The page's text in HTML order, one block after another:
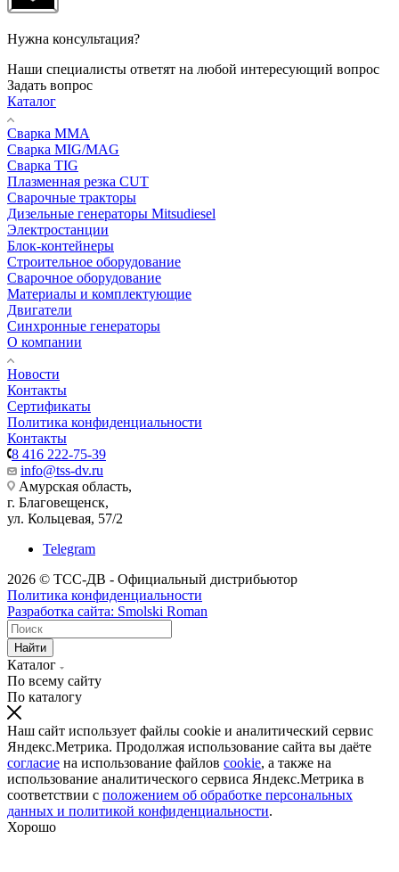
Нужна консультация?
Наши специалисты ответят на любой интересующий вопрос
Задать вопрос
Каталог
Сварка MMA
Сварка MIG/MAG
Сварка TIG
Плазменная резка CUT
Сварочные тракторы
Дизельные генераторы Mitsudiesel
Электростанции
Блок-контейнеры
Строительное оборудование
Сварочное оборудование
Материалы и комплектующие
Двигатели
Синхронные генераторы
О компании
Новости
Контакты
Сертификаты
Политика конфиденциальности
Контакты
8 416 222-75-39
info@tss-dv.ru
Амурская область,
г. Благовещенск,
ул. Кольцевая, 57/2
Telegram
2026 © ТСС-ДВ - Официальный дистрибьютор
Политика конфиденциальности
Разработка сайта: Smolski Roman
Найти
Каталог
По всему сайту
По каталогу
Наш сайт использует файлы cookie и аналитический сервис
Яндекс.Метрика. Продолжая использование сайта вы даёте
согласие на использование файлов cookie, а также на
использование аналитического сервиса Яндекс.Метрика в
соответствии с положением об обработке персональных
данных и политикой конфиденциальности.
Хорошо